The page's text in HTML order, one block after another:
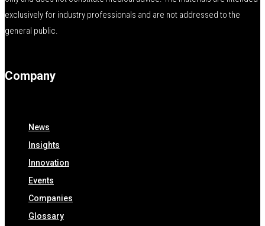
exclusively for industry professionals and are not addressed to the
general public.
Company
News
Insights
Innovation
Events
Companies
Glossary